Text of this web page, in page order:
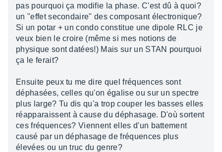
pas pourquoi ça modifie la phase. C'est dû à quoi?
un "effet secondaire" des composant électronique?
Si un potar + un condo constitue une dipole RLC je
veux bien le croire (même si mes notions de
physique sont datées!) Mais sur un STAN pourquoi
ça le ferait?
Ensuite peux tu me dire quel fréquences sont
déphasées, celles qu'on égalise ou sur un spectre
plus large? Tu dis qu'a trop couper les basses elles
réapparaissent à cause du déphasage. D'où sortent
ces fréquences? Viennent elles d'un battement
causé par un déphasage de fréquences plus
élevées ou un truc du genre?